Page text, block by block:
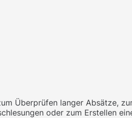
Überprüfen langer Absätze,
oder zum Erstellen